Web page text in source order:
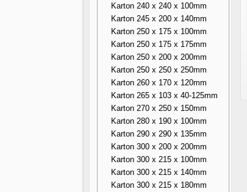
Karton 240 x 240 x 100mm
Karton 245 x 200 x 140mm
Karton 250 x 175 x 100mm
Karton 250 x 175 x 175mm
Karton 250 x 200 x 200mm
Karton 250 x 250 x 250mm
Karton 260 x 170 x 120mm
Karton 265 x 103 x 40-125mm
Karton 270 x 250 x 150mm
Karton 280 x 190 x 100mm
Karton 290 x 290 x 135mm
Karton 300 x 200 x 200mm
Karton 300 x 215 x 100mm
Karton 300 x 215 x 140mm
Karton 300 x 215 x 180mm